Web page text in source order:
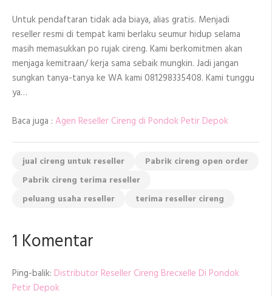
Untuk pendaftaran tidak ada biaya, alias gratis. Menjadi
reseller resmi di tempat kami berlaku seumur hidup selama
masih memasukkan po rujak cireng. Kami berkomitmen akan
menjaga kemitraan/ kerja sama sebaik mungkin. Jadi jangan
sungkan tanya-tanya ke WA kami 081298335408. Kami tunggu
ya…
Baca juga : Agen Reseller Cireng di Pondok Petir Depok
jual cireng untuk reseller
Pabrik cireng open order
Pabrik cireng terima reseller
peluang usaha reseller
terima reseller cireng
1 Komentar
Ping-balik: Distributor Reseller Cireng Brecxelle Di Pondok
Petir Depok